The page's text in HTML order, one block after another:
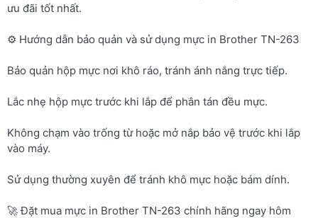
ưu đãi tốt nhất.
⚙️ Hướng dẫn bảo quản và sử dụng mực in Brother TN-263
Bảo quản hộp mực nơi khô ráo, tránh ánh nắng trực tiếp.
Lắc nhẹ hộp mực trước khi lắp để phân tán đều mực.
Không chạm vào trống từ hoặc mở nắp bảo vệ trước khi lắp
vào máy.
Sử dụng thường xuyên để tránh khô mực hoặc bám dính.
🚀 Đặt mua mực in Brother TN-263 chính hãng ngay hôm